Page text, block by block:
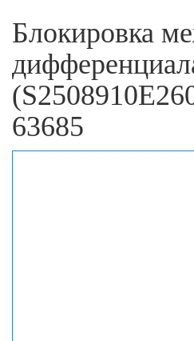
Блокировка
63685